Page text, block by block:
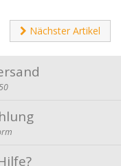
Nächster Artikel